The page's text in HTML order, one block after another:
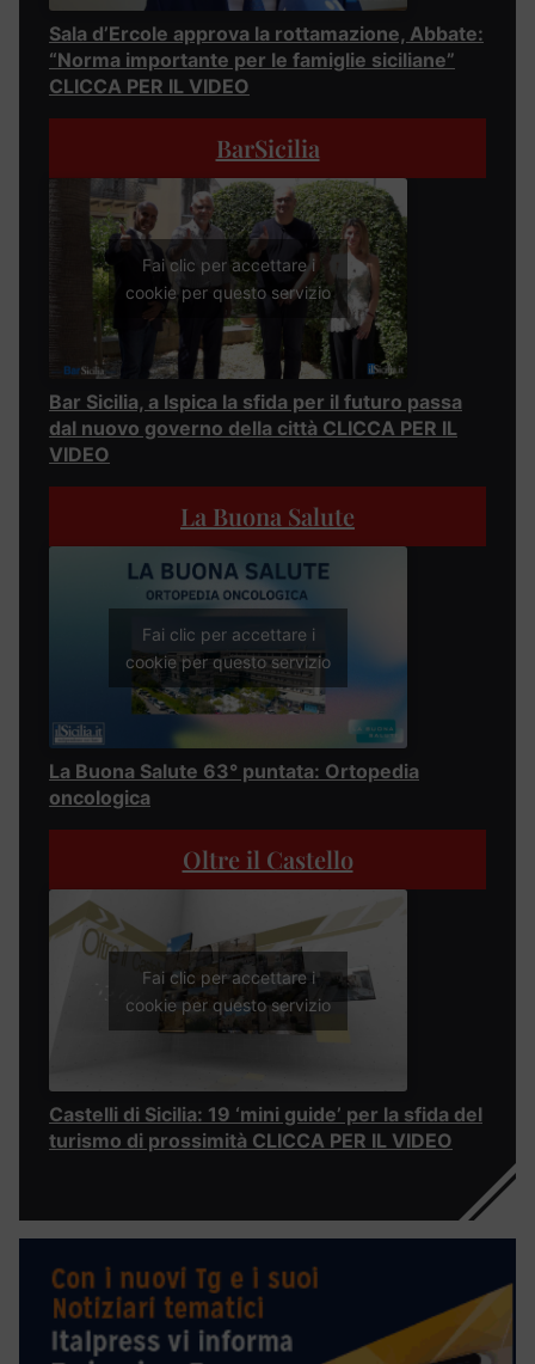
Sala d’Ercole approva la rottamazione, Abbate:
“Norma importante per le famiglie siciliane”
CLICCA PER IL VIDEO
BarSicilia
Fai clic per accettare i
cookie per questo servizio
Bar Sicilia, a Ispica la sfida per il futuro passa
dal nuovo governo della città CLICCA PER IL
VIDEO
La Buona Salute
Fai clic per accettare i
cookie per questo servizio
La Buona Salute 63° puntata: Ortopedia
oncologica
Oltre il Castello
Fai clic per accettare i
cookie per questo servizio
Castelli di Sicilia: 19 ‘mini guide’ per la sfida del
turismo di prossimità CLICCA PER IL VIDEO